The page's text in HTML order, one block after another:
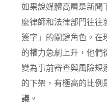
如果說媒體高層是新聞
麼律師和法律部門往往
簽字」的關鍵角色。在
的權力急劇上升，他們
變為事前審查與風險規
的下架，有極高的比例
議。